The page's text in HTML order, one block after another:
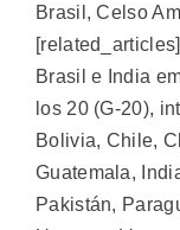
Brasil, Celso
[related_articles]
Brasil e India
los 20 (G-20),
Bolivia, Chile,
Guatemala,
Pakistán,